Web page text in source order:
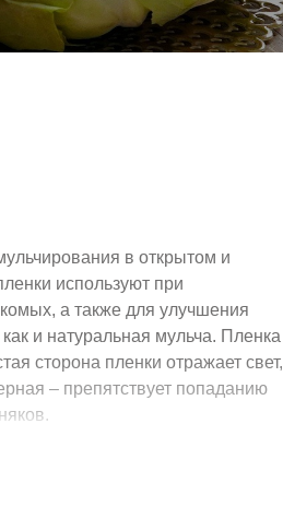
в открытом и
используют при
а также для улучшения
и натуральная мульча. Пленка
сторона пленки отражает свет,
– препятствует попаданию